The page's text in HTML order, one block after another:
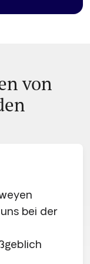
von
uns bei der